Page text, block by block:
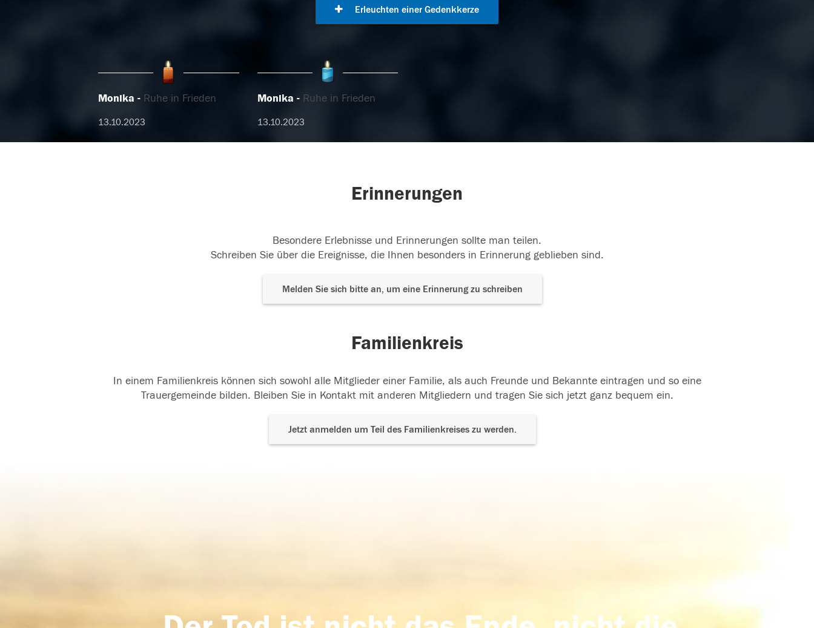
Erleuchten einer Gedenkkerze
Monika Ruhe in Frieden
13.10.2023
Monika Ruhe in Frieden
13.10.2023
Erinnerungen
Besondere Erlebnisse und Erinnerungen sollte man teilen.
Schreiben Sie über die Ereignisse, die Ihnen besonders in Erinnerung geblieben sind.
Melden Sie sich bitte an, um eine Erinnerung zu schreiben
Familienkreis
In einem Familienkreis können sich sowohl alle Mitglieder einer Familie, als auch Freunde und Bekannte eintragen und so eine
Trauergemeinde bilden. Bleiben Sie in Kontakt mit anderen Mitgliedern und tragen Sie sich jetzt ganz bequem ein.
Jetzt anmelden um Teil des Familienkreises zu werden.